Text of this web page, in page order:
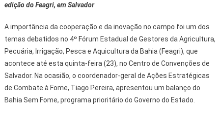
edição do Feagri, em Salvador
A importância da cooperação e da inovação no campo foi um dos
temas debatidos no 4º Fórum Estadual de Gestores da Agricultura,
Pecuária, Irrigação, Pesca e Aquicultura da Bahia (Feagri), que
acontece até esta quinta-feira (23), no Centro de Convenções de
Salvador. Na ocasião, o coordenador-geral de Ações Estratégicas
de Combate à Fome, Tiago Pereira, apresentou um balanço do
Bahia Sem Fome, programa prioritário do Governo do Estado.